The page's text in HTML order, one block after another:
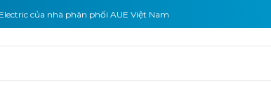
của nhà phân phối AUE Việt Nam